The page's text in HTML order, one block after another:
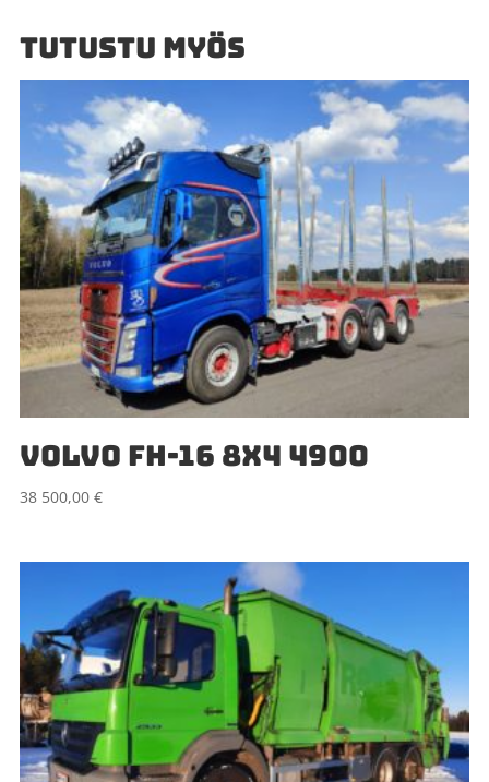
TUTUSTU MYÖS
VOLVO FH-16 8X4 4900
38 500,00 €